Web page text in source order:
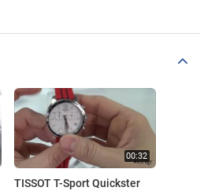
TISSOT T-Sport Quickster